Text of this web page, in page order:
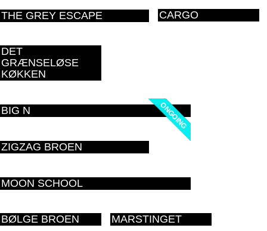
THE GREY ESCAPE CARGO
DET
GRÆNSELØSE
KØKKEN
ONGOING
ONGOING
BIG N
ZIGZAG BROEN
MOON SCHOOL
BØLGE BROEN MARSTINGET